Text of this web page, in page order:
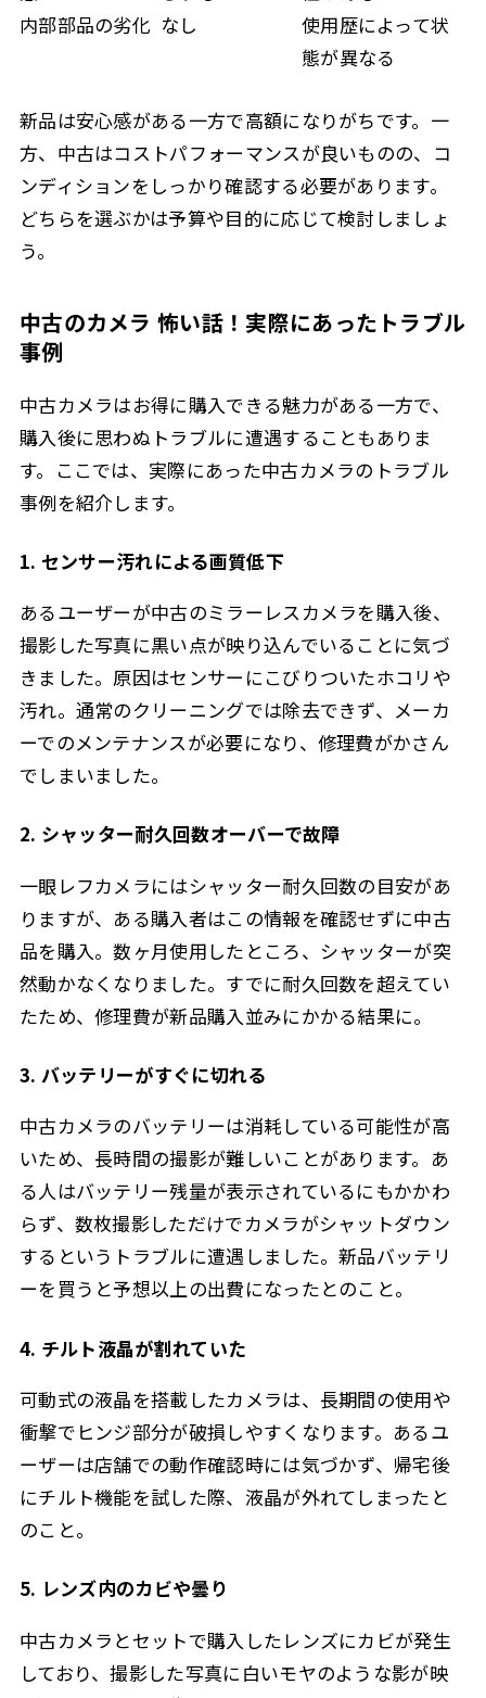
内部部品の劣化 なし
使用歴によって状
態が異なる
新品は安心感がある一方で高額になりがちです。一
方、中古はコストパフォーマンスが良いものの、コ
ンディションをしっかり確認する必要があります。
どちらを選ぶかは予算や目的に応じて検討しましょ
う。
中古のカメラ 怖い話！実際にあったトラブル
事例
中古カメラはお得に購入できる魅力がある一方で、
購入後に思わぬトラブルに遭遇することもありま
す。ここでは、実際にあった中古カメラのトラブル
事例を紹介します。
1. センサー汚れによる画質低下
あるユーザーが中古のミラーレスカメラを購入後、
撮影した写真に黒い点が映り込んでいることに気づ
きました。原因はセンサーにこびりついたホコリや
汚れ。通常のクリーニングでは除去できず、メーカ
ーでのメンテナンスが必要になり、修理費がかさん
でしまいました。
2. シャッター耐久回数オーバーで故障
一眼レフカメラにはシャッター耐久回数の目安があ
りますが、ある購入者はこの情報を確認せずに中古
品を購入。数ヶ月使用したところ、シャッターが突
然動かなくなりました。すでに耐久回数を超えてい
たため、修理費が新品購入並みにかかる結果に。
3. バッテリーがすぐに切れる
中古カメラのバッテリーは消耗している可能性が高
いため、長時間の撮影が難しいことがあります。あ
る人はバッテリー残量が表示されているにもかかわ
らず、数枚撮影しただけでカメラがシャットダウン
するというトラブルに遭遇しました。新品バッテリ
ーを買うと予想以上の出費になったとのこと。
4. チルト液晶が割れていた
可動式の液晶を搭載したカメラは、長期間の使用や
衝撃でヒンジ部分が破損しやすくなります。あるユ
ーザーは店舗での動作確認時には気づかず、帰宅後
にチルト機能を試した際、液晶が外れてしまったと
のこと。
5. レンズ内のカビや曇り
中古カメラとセットで購入したレンズにカビが発生
しており、撮影した写真に白いモヤのような影が映